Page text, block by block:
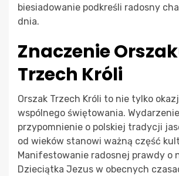
biesiadowanie podkreśli radosny
dnia.
Znaczenie
Trzech Króli
Orszak Trzech Króli to nie tylko
wspólnego świętowania.
przypomnienie o polskiej tradycji
od wieków stanowi ważną część
Manifestowanie radosnej prawdy o
Dzieciątka Jezus w obecnych